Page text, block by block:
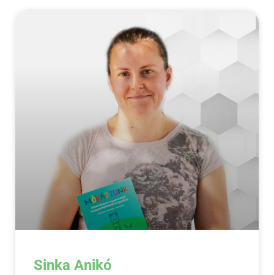
Sinka Anikó